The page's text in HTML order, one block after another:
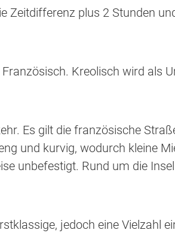
Zeitdifferenz plus 2 Stunden
Kreolisch wird als
Es gilt die französische
und kurvig, wodurch kleine
unbefestigt. Rund um die
jedoch eine Vielzahl